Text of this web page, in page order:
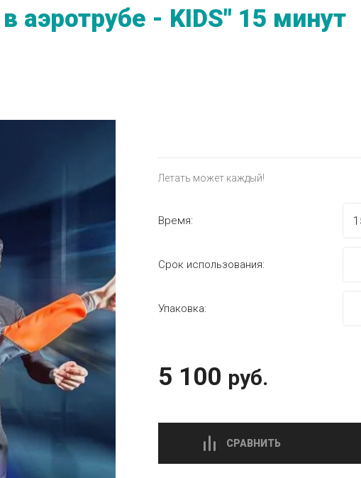
аэротрубе - KIDS" 15 минут
Летать может каждый!
Время:
Срок использования:
Упаковка:
5 100 руб.
СРАВНИТЬ